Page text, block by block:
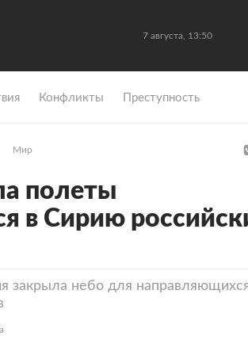
7 августа, 13:50
Конфликты Преступность
Мир
полеты
в Сирию
закрыла небо для